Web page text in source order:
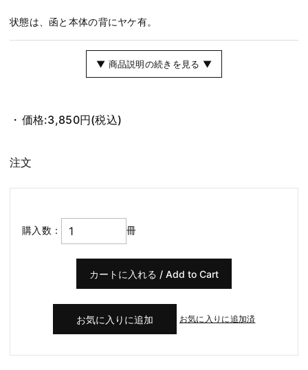
状態は、函と本体の背にヤケ有。
▼ 商品説明の続きを見る ▼
価格:3,850円(税込)
注文
購入数： 冊
お気に入りに追加済